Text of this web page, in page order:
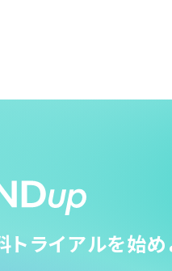
ライアルを始め